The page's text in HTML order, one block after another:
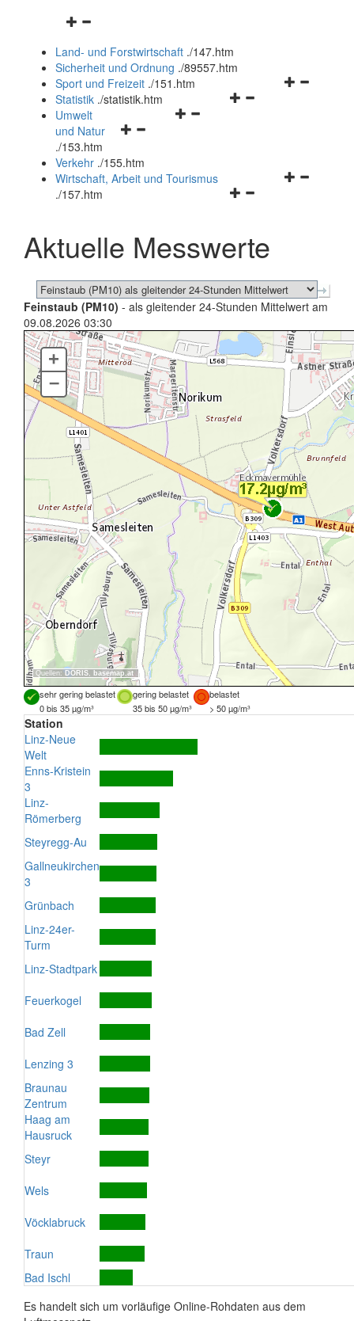
Navigationsmenü
und
schließen
Land- und Forstwirtschaft ./147.htm
Sicherheit und Ordnung ./89557.htm
Navigationsmenü
Sport und Freizeit ./151.htm
Navigationsmenü
Statistik ./statistik.htm
Navigationsmenü
und
schließen
Umwelt
und Natur
./153.htm
Verkehr ./155.htm
Navigationsmenü
schließen
Wirtschaft, Arbeit und Tourismus
./157.htm
Aktuelle Messwerte
Feinstaub (PM10) - als gleitender 24-Stunden Mittelwert am
09.08.2026 03:30
Quellen: DORIS, basemap.at
+
–
sehr gering belastet gering belastet
belastet
0 bis 35 µg/m³
35 bis 50 µg/m³ > 50 µg/m³
Station
Linz-Neue
Welt
Enns-Kristein
3
Linz-
Römerberg
Steyregg-Au
Gallneukirchen
3
Grünbach
Linz-24er-
Turm
Linz-Stadtpark
Feuerkogel
Bad Zell
Lenzing 3
Braunau
Zentrum
Haag am
Hausruck
Steyr
Wels
Vöcklabruck
Traun
Bad Ischl
Es handelt sich um vorläufige Online-Rohdaten aus dem